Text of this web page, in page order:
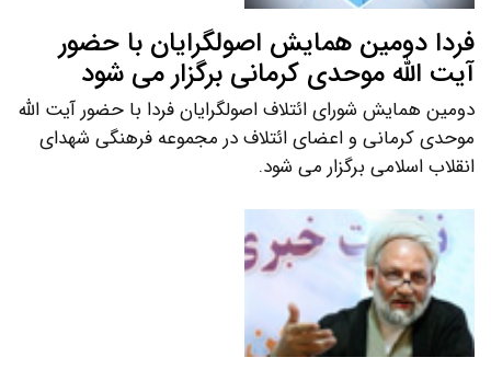
فردا دومین همایش اصولگرایان با حضور
آیت الله موحدی کرمانی برگزار می شود
دومین همایش شورای ائتلاف اصولگرایان فردا با حضور آیت الله
موحدی کرمانی و اعضای ائتلاف در مجموعه فرهنگی شهدای
انقلاب اسلامی برگزار می شود.